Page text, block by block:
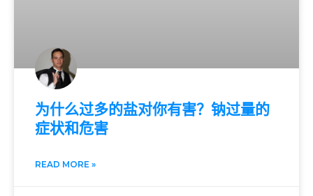
为什么过多的盐对你有害？钠过量的
症状和危害
READ MORE »